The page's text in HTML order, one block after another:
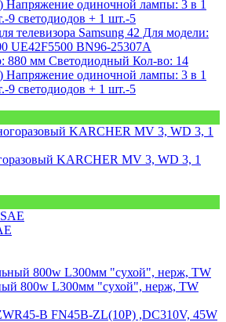
телевизора Samsung 42 Для модели:
UE42F5500 BN96-25307A
880 мм Светодиодный Кол-во: 14
Напряжение одиночной лампы: 3 в 1
9 светодиодов + 1 шт.-5
KARCHER MV 3, WD 3, 1
800w L300мм "сухой", нерж, TW